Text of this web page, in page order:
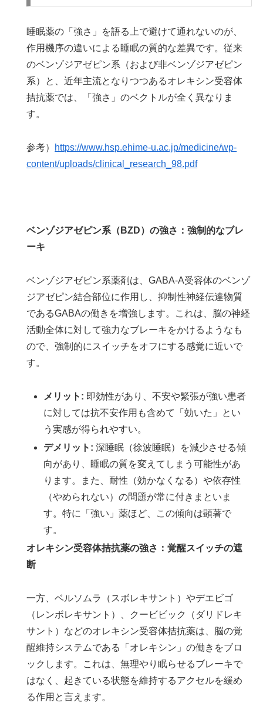
睡眠薬の「強さ」を語る上で避けて通れないのが、
作用機序の違いによる睡眠の質的な差異です。従来
のベンゾジアゼピン系（および非ベンゾジアゼピン
系）と、近年主流となりつつあるオレキシン受容体
拮抗薬では、「強さ」のベクトルが全く異なりま
す。
参考）
https://www.hsp.ehime-u.ac.jp/medicine/wp-
content/uploads/clinical_research_98.pdf
ベンゾジアゼピン系（BZD）の強さ：強制的なブレ
ーキ
ベンゾジアゼピン系薬剤は、GABA-A受容体のベンゾ
ジアゼピン結合部位に作用し、抑制性神経伝達物質
であるGABAの働きを増強します。これは、脳の神経
活動全体に対して強力なブレーキをかけるようなも
ので、強制的にスイッチをオフにする感覚に近いで
す。
メリット: 即効性があり、不安や緊張が強い患者
に対しては抗不安作用も含めて「効いた」とい
う実感が得られやすい。
デメリット: 深睡眠（徐波睡眠）を減少させる傾
向があり、睡眠の質を変えてしまう可能性があ
ります。また、耐性（効かなくなる）や依存性
（やめられない）の問題が常に付きまといま
す。特に「強い」薬ほど、この傾向は顕著で
す。
オレキシン受容体拮抗薬の強さ：覚醒スイッチの遮
断
一方、ベルソムラ（スボレキサント）やデエビゴ
（レンボレキサント）、クービビック（ダリドレキ
サント）などのオレキシン受容体拮抗薬は、脳の覚
醒維持システムである「オレキシン」の働きをブロ
ックします。これは、無理やり眠らせるブレーキで
はなく、起きている状態を維持するアクセルを緩め
る作用と言えます。